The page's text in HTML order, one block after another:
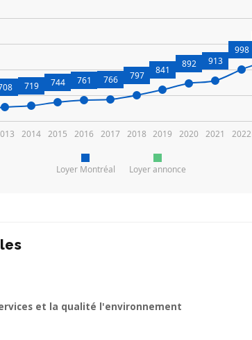
Loyer Montréal Loyer annonce
2014 2015 2016 2017 2018 2019 2020 2021 2022
719 744 761 766 797 841
892 913
998
et la qualité l'environnement